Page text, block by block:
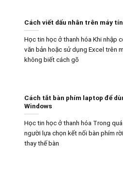
Cách viết dấu nhân trên máy
Học tin học ở thanh hóa Khi nhập
văn bản hoặc sử dụng Excel trên
không biết cách gõ
Cách tắt bàn phím laptop để
Windows
Học tin học ở thanh hóa Trong
người lựa chọn kết nối bàn phím
thay thế bàn